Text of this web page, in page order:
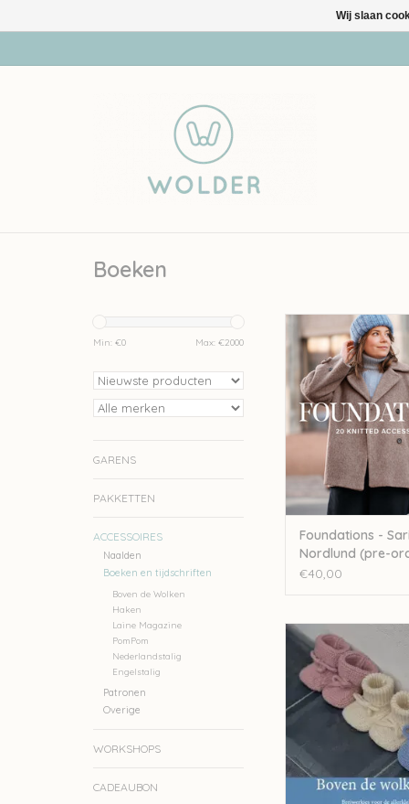
Boeken
Min: €0 Max: €2000
GARENS
PAKKETTEN
ACCESSOIRES
Naalden
Boeken en tijdschriften
Boven de Wolken
Haken
Laine Magazine
PomPom
Nederlandstalig
Engelstalig
Patronen
Overige
WORKSHOPS
CADEAUBON
Laine Foundations -
(pre-order)
TOEVOEGEN AAN
Foundations - Sari
Nordlund (pre-
€40,00
Julija Boven de
TOEVOEGEN AAN
Wij slaan